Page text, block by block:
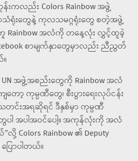
န်းကလည်း Colors Rainbow အဖွဲ့
သံရုံးတွေနဲ့ ကုလသမဂ္ဂရုံးတွေ စတဲ့အဖွဲ့
တူ Rainbow အလံကို တနေ့လုံး လွှင့်ထူခဲ့
စာမျက်နှာတွေမှာလည်း ညီညွတ်
အဖွဲ့အစည်းတွေကို Rainbow အလံ
ော့ ကုမ္ပဏီတွေ၊ စီးပွားရေးလုပ်ငန်း
သတင်းအရဆိုရင် ဒီနှစ်မှာ ကုမ္ပဏီ
ေပါ အပါအဝင်ပေါ့။ အကုန်လုံးကို အလံ
လို့ Colors Rainbow ၏ Deputy
ြောပါတယ်။